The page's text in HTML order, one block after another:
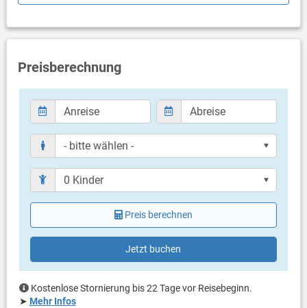
Schlafzimmer mit Doppelbett, Zugang zu Balkon/Terrasse
Badezimmer
eigene Terrasse
Bestuhlung
Weitere Informationen
Grill mitbringen möglich
Privater Parkplatz auf dem Grundstück
Haustier erlaubt (gegen Gebühr: 7.00 € pro Tag / pro
Klimaanlage im Preis inklusive
Bettwäsche vorhanden
Handtücher vorhanden
Internet
Preisberechnung
Preis berechnen
Jetzt buchen
Kostenlose Stornierung bis 22 Tage vor Reisebeginn.
➤ Mehr Infos